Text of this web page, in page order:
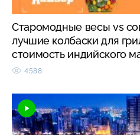
Старомодные весы vs
лучшие колбаски для
стоимость индийского
4588